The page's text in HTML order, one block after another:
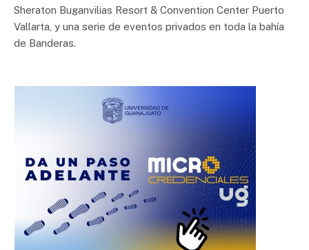
Sheraton Buganvilias Resort & Convention Center Puerto
Vallarta, y una serie de eventos privados en toda la bahía
de Banderas.